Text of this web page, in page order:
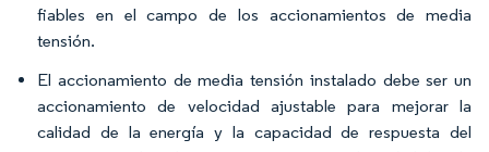
fiables en el campo de los accionamientos de media
tensión.
El accionamiento de media tensión instalado debe ser un
accionamiento de velocidad ajustable para mejorar la
calidad de la energía y la capacidad de respuesta del